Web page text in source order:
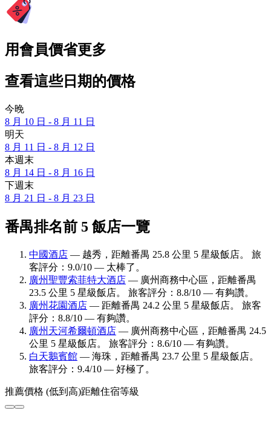
用會員價省更多
查看這些日期的價格
今晚
8 月 10 日 - 8 月 11 日
明天
8 月 11 日 - 8 月 12 日
本週末
8 月 14 日 - 8 月 16 日
下週末
8 月 21 日 - 8 月 23 日
番禺排名前 5 飯店一覽
中國酒店 — 越秀，距離番禺 25.8 公里 5 星級飯店。 旅
客評分：9.0/10 — 太棒了。
廣州聖豐索菲特大酒店 — 廣州商務中心區，距離番禺
23.5 公里 5 星級飯店。 旅客評分：8.8/10 — 有夠讚。
廣州花園酒店 — 距離番禺 24.2 公里 5 星級飯店。 旅客
評分：8.8/10 — 有夠讚。
廣州天河希爾頓酒店 — 廣州商務中心區，距離番禺 24.5
公里 5 星級飯店。 旅客評分：8.6/10 — 有夠讚。
白天鵝賓館 — 海珠，距離番禺 23.7 公里 5 星級飯店。
旅客評分：9.4/10 — 好極了。
推薦價格 (低到高)距離住宿等級